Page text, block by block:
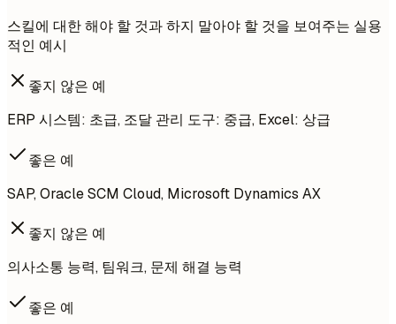
스킬에 대한 해야 할 것과 하지 말아야 할 것을 보여주는 실용
적인 예시
좋지 않은 예
ERP 시스템: 초급, 조달 관리 도구: 중급, Excel: 상급
좋은 예
SAP, Oracle SCM Cloud, Microsoft Dynamics AX
좋지 않은 예
의사소통 능력, 팀워크, 문제 해결 능력
좋은 예